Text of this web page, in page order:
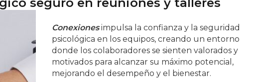
Conexiones impulsa la confianza y la seguridad
psicológica en los equipos, creando un entorno
donde los colaboradores se sienten valorados y
motivados para alcanzar su máximo potencial,
mejorando el desempeño y el bienestar.